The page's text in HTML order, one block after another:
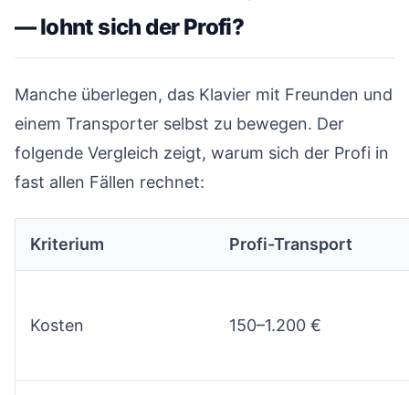
— lohnt sich der Profi?
Manche überlegen, das Klavier mit Freunden und
einem Transporter selbst zu bewegen. Der
folgende Vergleich zeigt, warum sich der Profi in
fast allen Fällen rechnet:
Kriterium Profi-Transport
Kosten 150–1.200 €